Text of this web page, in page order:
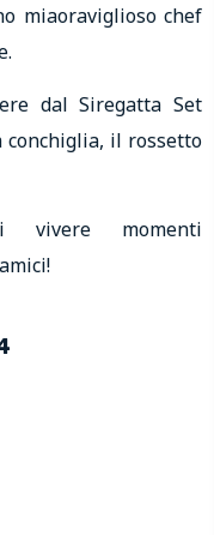
miaoraviglioso chef
dal Siregatta Set
conchiglia, il rossetto
vivere momenti